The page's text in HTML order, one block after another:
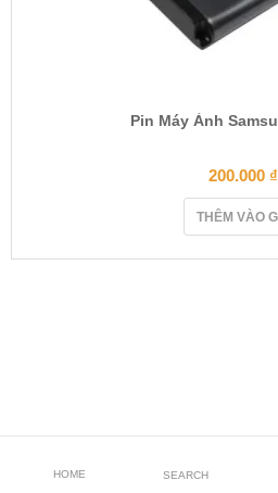
Pin Máy Ảnh
200.000 ₫
THÊM VÀO
HOME SEARCH